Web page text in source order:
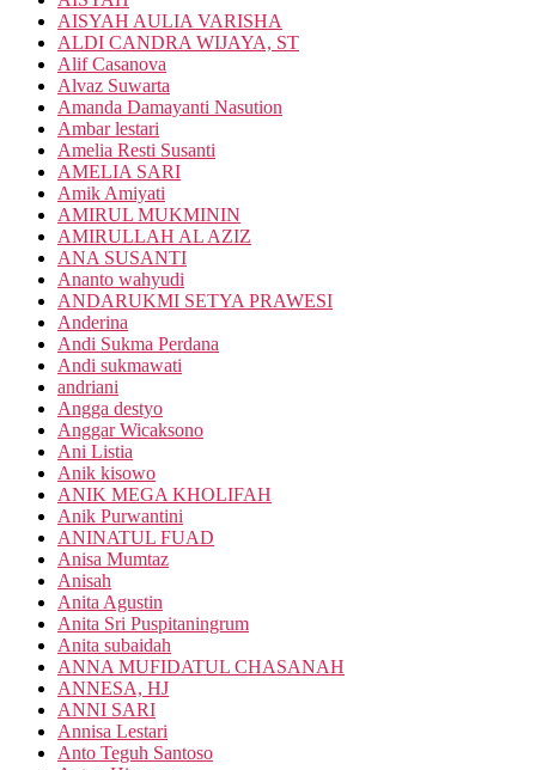
AISYAH AULIA VARISHA
ALDI CANDRA WIJAYA, ST
Alif Casanova
Alvaz Suwarta
Amanda Damayanti Nasution
Ambar lestari
Amelia Resti Susanti
AMELIA SARI
Amik Amiyati
AMIRUL MUKMININ
AMIRULLAH AL AZIZ
ANA SUSANTI
Ananto wahyudi
ANDARUKMI SETYA PRAWESI
Anderina
Andi Sukma Perdana
Andi sukmawati
andriani
Angga destyo
Anggar Wicaksono
Ani Listia
Anik kisowo
ANIK MEGA KHOLIFAH
Anik Purwantini
ANINATUL FUAD
Anisa Mumtaz
Anisah
Anita Agustin
Anita Sri Puspitaningrum
Anita subaidah
ANNA MUFIDATUL CHASANAH
ANNESA, HJ
ANNI SARI
Annisa Lestari
Anto Teguh Santoso